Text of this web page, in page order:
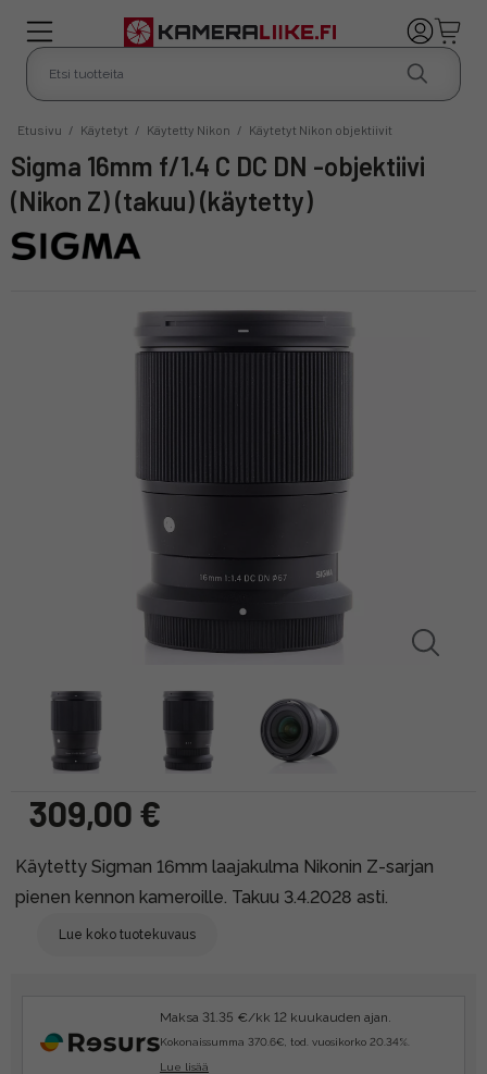
Etusivu / Käytetyt / Käytetty Nikon / Käytetyt Nikon objektiivit
Sigma 16mm f/1.4 C DC DN -objektiivi
(Nikon Z) (takuu) (käytetty)
309,00 €
Käytetty Sigman 16mm laajakulma Nikonin Z-sarjan
pienen kennon kameroille. Takuu 3.4.2028 asti.
Lue koko tuotekuvaus
Maksa 31.35 €/kk 12 kuukauden ajan.
Kokonaissumma 370.6€, tod. vuosikorko 20.34%.
Lue lisää